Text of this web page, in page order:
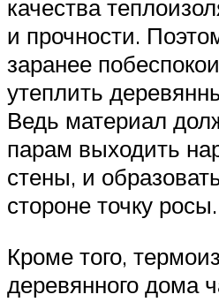
качества
и прочности.
заранее
утеплить
Ведь материал
парам выходить
стены, и
стороне точку росы.
Кроме того,
деревянного дома